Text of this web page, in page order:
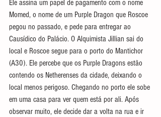
Ele assina um papel de pagamento com o nome
Momed, o nome de um Purple Dragon que Roscoe
pegou no passado, e pede para entregar ao
Causídico do Palácio. O Alquimista Jillian sai do
local e Roscoe segue para o porto do Mantichor
(A30). Ele percebe que os Purple Dragons estão
contendo os Netherenses da cidade, deixando o
local menos perigoso. Chegando no porto ele sobe
em uma casa para ver quem está por ali. Após
observar muito, ele decide dar a volta na rua e ir